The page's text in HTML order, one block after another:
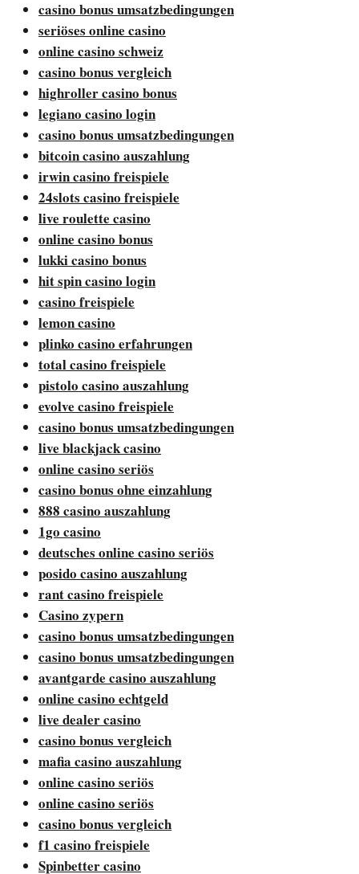
casino bonus umsatzbedingungen
seriöses online casino
online casino schweiz
casino bonus vergleich
highroller casino bonus
legiano casino login
casino bonus umsatzbedingungen
bitcoin casino auszahlung
irwin casino freispiele
24slots casino freispiele
live roulette casino
online casino bonus
lukki casino bonus
hit spin casino login
casino freispiele
lemon casino
plinko casino erfahrungen
total casino freispiele
pistolo casino auszahlung
evolve casino freispiele
casino bonus umsatzbedingungen
live blackjack casino
online casino seriös
casino bonus ohne einzahlung
888 casino auszahlung
1go casino
deutsches online casino seriös
posido casino auszahlung
rant casino freispiele
Casino zypern
casino bonus umsatzbedingungen
casino bonus umsatzbedingungen
avantgarde casino auszahlung
online casino echtgeld
live dealer casino
casino bonus vergleich
mafia casino auszahlung
online casino seriös
online casino seriös
casino bonus vergleich
f1 casino freispiele
Spinbetter casino